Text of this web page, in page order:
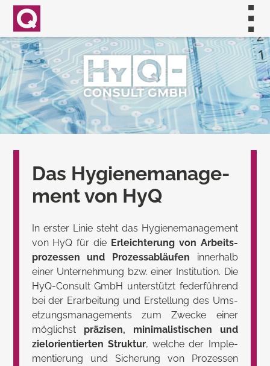
Das Hygiene­manage­
ment von HyQ
In erster Linie steht das Hygiene­manage­ment
von HyQ für die Erleich­terung von Arbeits­
pro­zessen und Pro­zess­abläufen
einer Unter­nehmung bzw. einer Insti­tution. Die
HyQ-Consult GmbH unter­stützt feder­führend
bei der Erar­beitung und Erstel­lung des Ums­
etzungs­manage­ments zum Zwecke einer
möglichst präzisen, minimalistischen und
zielorientierten Struktur, welche der Imple­
mentie­rung und Siche­rung von Pro­zessen